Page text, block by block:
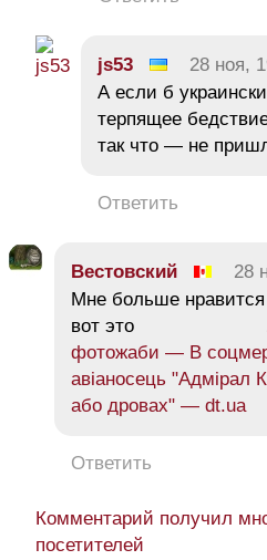
js53 28 ноя,
А если б
терпящее
так что — не
Ответить
Вестовский 28
Мне больше нравится
вот это
фотожаби — В
авіаносець "Адмірал
або дровах" — dt.ua
Ответить
Комментарий получил
посетителей